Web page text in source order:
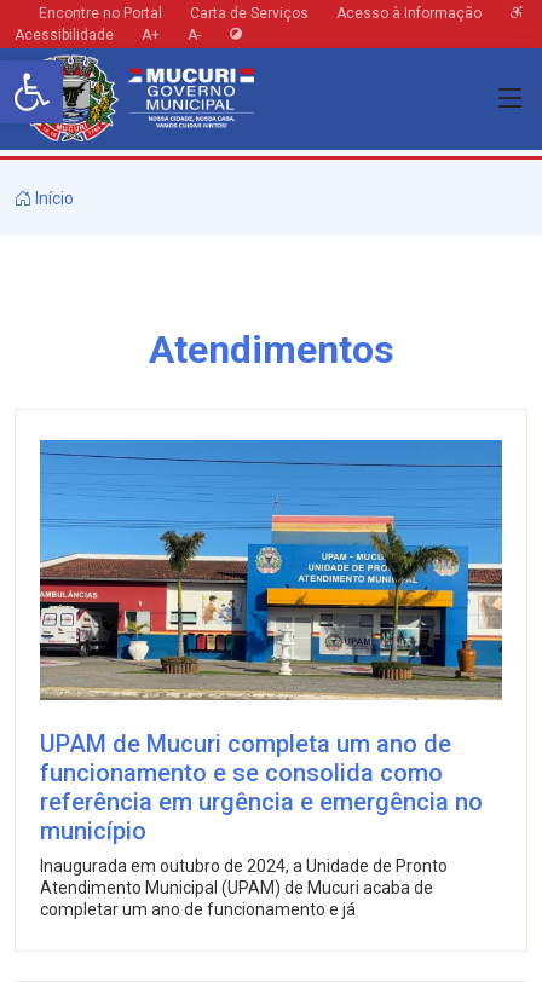
Encontre no Portal Carta de Serviços
Acesso à Informação
Acessibilidade
A+ A-
Início
Atendimentos
UPAM de Mucuri completa um ano de
funcionamento e se consolida como
referência em urgência e emergência no
município
Inaugurada em outubro de 2024, a Unidade de Pronto
Atendimento Municipal (UPAM) de Mucuri acaba de
completar um ano de funcionamento e já
Barra de Ferramentas Aberta